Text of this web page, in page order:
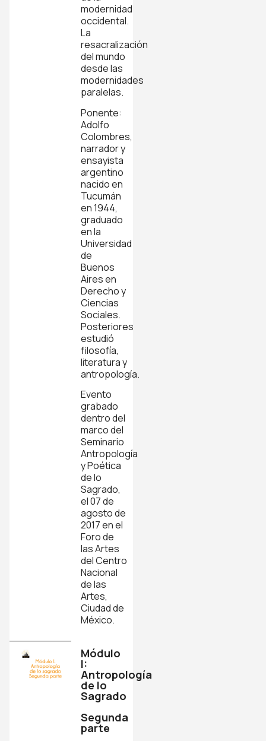
modernidad
occidental.
La
resacralización
del mundo
desde las
modernidades
paralelas.
Ponente:
Adolfo
Colombres,
narrador y
ensayista
argentino
nacido en
Tucumán
en 1944,
graduado
en la
Universidad
de
Buenos
Aires en
Derecho y
Ciencias
Sociales.
Posteriores
estudió
filosofía,
literatura y
antropología.
Evento
grabado
dentro del
marco del
Seminario
Antropología
y Poética
de lo
Sagrado,
el 07 de
agosto de
2017 en el
Foro de
las Artes
del Centro
Nacional
de las
Artes,
Ciudad de
México.
Módulo
I:
Antropología
de lo
Sagrado
Segunda
parte